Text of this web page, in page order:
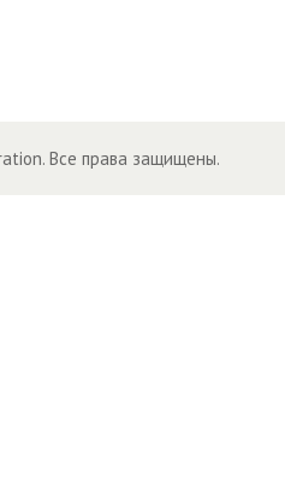
Все права защищены.